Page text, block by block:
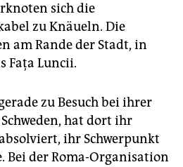
sich die
zu Knäueln. Die
am Rande der Stadt, in
Fața Luncii.
zu Besuch bei ihrer
hat dort ihr
ihr Schwerpunkt
Bei der Roma-Organisation